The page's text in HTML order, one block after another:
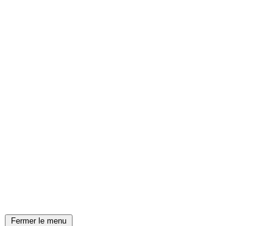
Fermer le menu